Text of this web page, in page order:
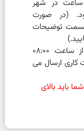
الی 9:00 شب بعد از 2 ساعت در شهر
(در صورت
توضیحات
سفارشات ثبت شده بعد از ساعت 08:00
کاری ارسال می
باید بالای